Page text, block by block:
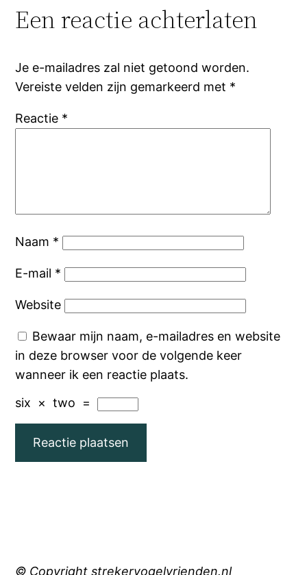
Een reactie achterlaten
Je e-mailadres zal niet getoond worden.
Vereiste velden zijn gemarkeerd met *
Reactie *
Naam *
E-mail *
Website
Bewaar mijn naam, e-mailadres en website
in deze browser voor de volgende keer
wanneer ik een reactie plaats.
six
× two =
© Copyright strekervogelvrienden.nl